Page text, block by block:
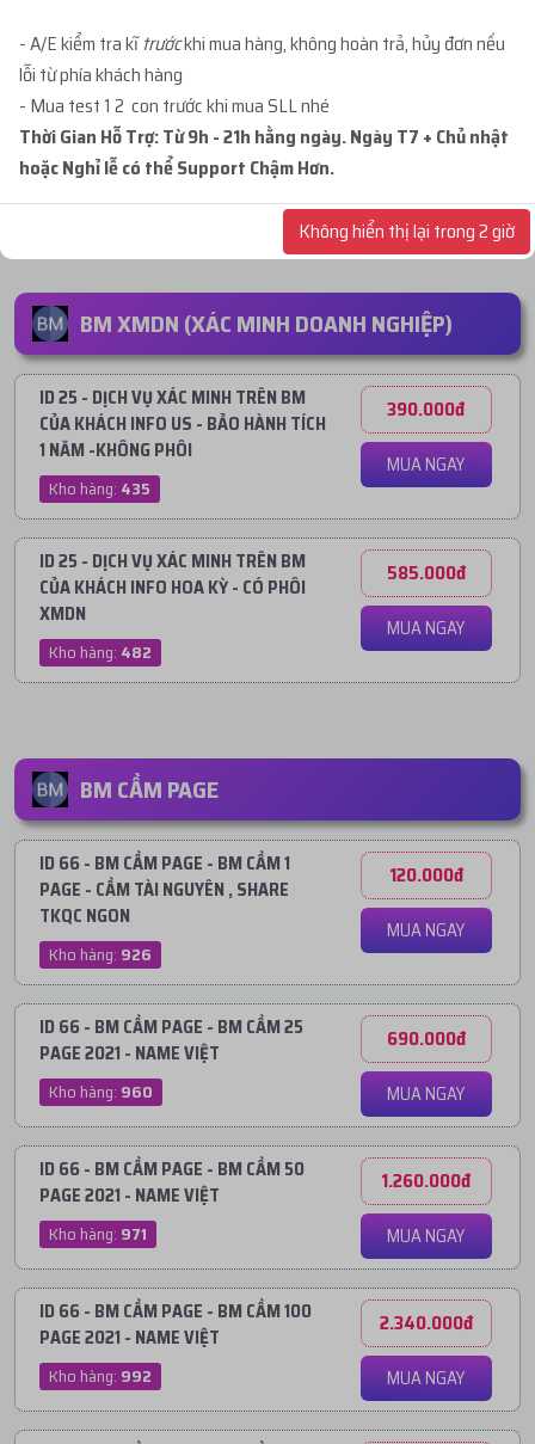
ID 12 - BM CHƯA TẠO TKQC - BM50
KHÔNG TẠO ĐƯỢC TÀI KHOẢN - CẦM
TKQC DÒNG 2 - ĐỐI TÁC - PAGE NGON
Kho hàng:
BM XMDN (XÁC MINH DOANH NGHIỆP)
ID 25 - DỊCH VỤ XÁC MINH TRÊN BM
CỦA KHÁCH INFO US - BẢO HÀNH TÍCH
1 NĂM -KHÔNG PHÔI
Kho hàng: 435
390.000đ
MUA NGAY
ID 25 - DỊCH VỤ XÁC MINH TRÊN BM
CỦA KHÁCH INFO HOA KỲ - CÓ PHÔI
XMDN
Kho hàng: 482
585.000đ
MUA NGAY
BM CẦM PAGE
ID 66 - BM CẦM PAGE - BM CẦM 1
PAGE - CẦM TÀI NGUYÊN , SHARE
TKQC NGON
Kho hàng: 926
120.000đ
MUA NGAY
ID 66 - BM CẦM PAGE - BM CẦM 25
PAGE 2021 - NAME VIỆT
Kho hàng: 960
690.000đ
MUA NGAY
ID 66 - BM CẦM PAGE - BM CẦM 50
PAGE 2021 - NAME VIỆT
Kho hàng: 971
1.260.000đ
MUA NGAY
ID 66 - BM CẦM PAGE - BM CẦM 100
PAGE 2021 - NAME VIỆT
Kho hàng: 992
2.340.000đ
MUA NGAY
- A/E kiểm tra kĩtrướckhi mua hàng, không hoàn trả, hủy đơn nếu
lỗi từ phía khách hàng
- Mua test 1 2 con trước khi mua SLL nhé
Thời Gian Hỗ Trợ: Từ 9h - 21h hằng ngày. Ngày T7 + Chủ nhật
hoặc Nghỉ lễ có thể Support Chậm Hơn.
Không hiển thị lại trong 2 giờ